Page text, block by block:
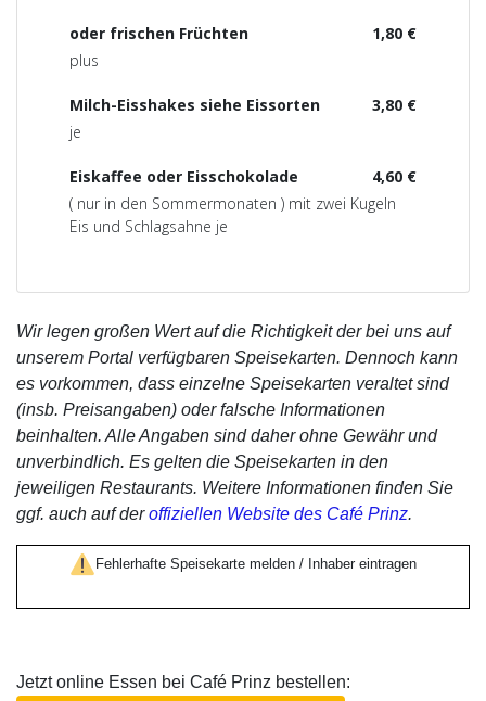
1,80 €
oder frischen Früchten
plus
3,80 €
Milch-Eisshakes siehe Eissorten
je
4,60 €
Eiskaffee oder Eisschokolade
( nur in den Sommermonaten ) mit zwei Kugeln
Eis und Schlagsahne je
Wir legen großen Wert auf die Richtigkeit der bei uns auf
unserem Portal verfügbaren Speisekarten. Dennoch kann
es vorkommen, dass einzelne Speisekarten veraltet sind
(insb. Preisangaben) oder falsche Informationen
beinhalten. Alle Angaben sind daher ohne Gewähr und
unverbindlich. Es gelten die Speisekarten in den
jeweiligen Restaurants. Weitere Informationen finden Sie
ggf. auch auf deroffiziellen Website des Café Prinz.
Fehlerhafte Speisekarte melden / Inhaber eintragen
Jetzt online Essen bei Café Prinz bestellen: